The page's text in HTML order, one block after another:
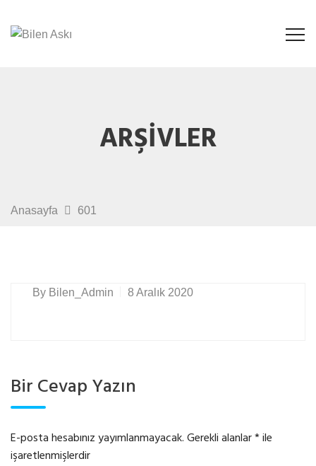
ARŞIVLER
Anasayfa 601
By Bilen_Admin 8 Aralık 2020
Bir Cevap Yazın
E-posta hesabınız yayımlanmayacak.Gerekli alanlar*ile
işaretlenmişlerdir